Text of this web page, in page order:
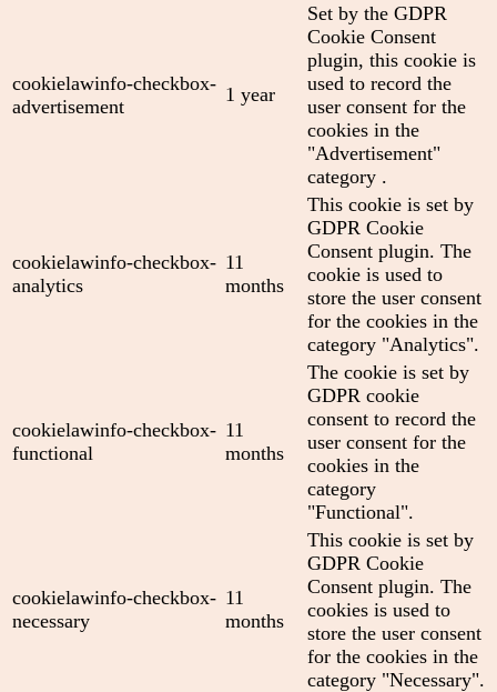
cookielawinfo-checkbox-
advertisement
1 year
Set by the GDPR
Cookie Consent
plugin, this cookie is
used to record the
user consent for the
cookies in the
"Advertisement"
category .
cookielawinfo-checkbox-
analytics
11
months
This cookie is set by
GDPR Cookie
Consent plugin. The
cookie is used to
store the user consent
for the cookies in the
category "Analytics".
cookielawinfo-checkbox-
functional
11
months
The cookie is set by
GDPR cookie
consent to record the
user consent for the
cookies in the
category
"Functional".
cookielawinfo-checkbox-
necessary
11
months
This cookie is set by
GDPR Cookie
Consent plugin. The
cookies is used to
store the user consent
for the cookies in the
category "Necessary".